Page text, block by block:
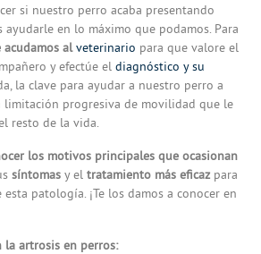
si nuestro perro acaba presentando
ayudarle en lo máximo que podamos. Para
alveterinario para que valore el
y efectúe el diagnóstico y su
la clave para ayudar a nuestro perro a
progresiva de movilidad que le
resto de la vida.
los motivos principales que ocasionan
síntomas y el tratamiento más eficaz para
patología. ¡Te los damos a conocer en
la artrosis en perros: